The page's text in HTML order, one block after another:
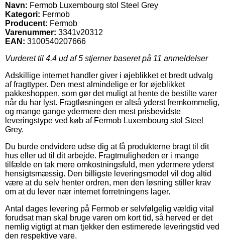
Navn: Fermob Luxembourg stol Steel Grey
Kategori: Fermob
Producent: Fermob
Varenummer: 3341v20312
EAN: 3100540207666
Vurderet til 4.4 ud af 5 stjerner baseret på 11 anmeldelser
Adskillige internet handler giver i øjeblikket et bredt udvalg
af fragttyper. Den mest almindelige er for øjeblikket
pakkeshoppen, som gør det muligt at hente de bestilte varer
når du har lyst. Fragtløsningen er altså yderst fremkommelig,
og mange gange ydermere den mest prisbevidste
leveringstype ved køb af Fermob Luxembourg stol Steel
Grey.
Du burde endvidere udse dig at få produkterne bragt til dit
hus eller ud til dit arbejde. Fragtmuligheden er i mange
tilfælde en tak mere omkostningsfuld, men ydermere yderst
hensigtsmæssig. Den billigste leveringsmodel vil dog altid
være at du selv henter ordren, men den løsning stiller krav
om at du lever nær internet forretningens lager.
Antal dages levering på Fermob er selvfølgelig vældig vital
forudsat man skal bruge varen om kort tid, så herved er det
nemlig vigtigt at man tjekker den estimerede leveringstid ved
den respektive vare.